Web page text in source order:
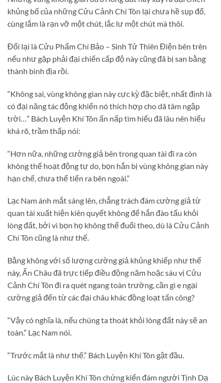
khủng bố của những Cửu Cảnh Chí Tôn lại chưa hề sụp đổ,
cùng lắm là rạn vỡ một chút, lắc lư một chút mà thôi.
Đổi lại là Cửu Phẩm Chí Bảo – Sinh Tử Thiên Điện bên trên
nếu như gặp phải đại chiến cấp độ này cũng đã bị san bằng
thành bình địa rồi.
“Không sai, vùng không gian này cực kỳ đặc biệt, nhất định là
có đại năng tác động khiến nó thích hợp cho dã tâm ngập
trời…” Bách Luyện Khí Tôn ẩn nấp tìm hiểu đã lâu nên hiểu
khá rõ, trầm thấp nói:
“Hơn nữa, những cường giả bên trong quan tài đi ra còn
không thể hoạt động tự do, bọn hắn bị vùng không gian này
hạn chế, chưa thể tiến ra bên ngoài.”
Lạc Nam ánh mắt sáng lên, chẳng trách đám cường giả từ
quan tài xuất hiện kiên quyết không để hắn đào tẩu khỏi
lòng đất, bởi vì bọn họ không thể đuổi theo, dù là Cửu Cảnh
Chí Tôn cũng là như thế.
Bằng không với số lượng cường giả khủng khiếp như thế
này, Ẩn Châu đã trực tiếp điều động năm hoặc sáu vị Cửu
Cảnh Chí Tôn đi ra quét ngang toàn trường, cần gì e ngại
cường giả đến từ các đại châu khác đồng loạt tấn công?
“Vậy có nghĩa là, nếu chúng ta thoát khỏi lòng đất này sẽ an
toàn.” Lạc Nam nói.
“Trước mắt là như thế.” Bách Luyện Khí Tôn gật đầu.
Lúc này Bách Luyện Khí Tôn chứng kiến đám người Tịnh Dạ